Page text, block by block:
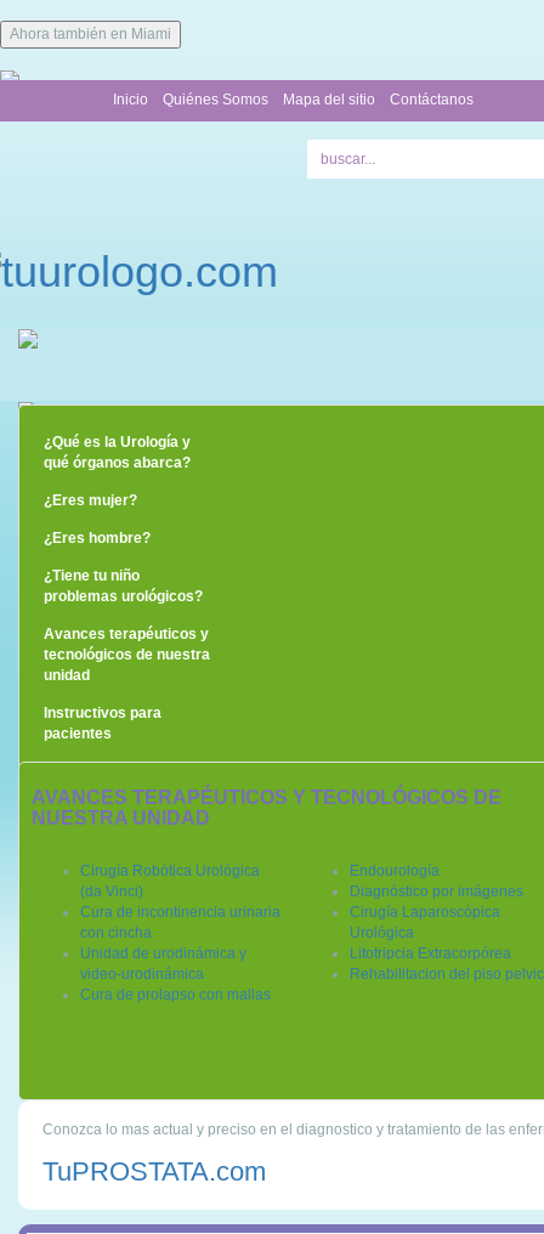
Ahora también en Miami
Contáctanos
Mapa del sitio
Quiénes Somos
Inicio
¿Qué es la Urología y
qué órganos abarca?
¿Eres mujer?
¿Eres hombre?
¿Tiene tu niño
problemas urológicos?
Avances terapéuticos y
tecnológicos de nuestra
unidad
Instructivos para
pacientes
AVANCES TERAPÉUTICOS Y TECNOLÓGICOS DE
NUESTRA UNIDAD
Cirugía Robótica Urológica
(da Vinci)
Cura de incontinencia urinaria
con cincha
Unidad de urodinámica y
video-urodinámica
Cura de prolapso con mallas
Endourología
Diagnóstico por imágenes
Cirugía Laparoscópica
Urológica
Litotripcia Extracorpórea
Rehabilitacion del piso
Conozca lo mas actual y preciso en el diagnostico y tratamiento de las
TuPROSTATA.com